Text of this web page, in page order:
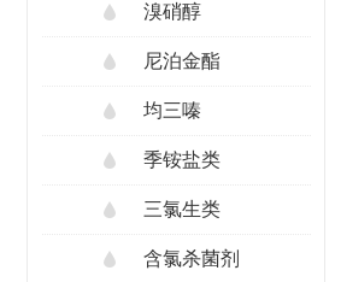
溴硝醇
尼泊金酯
均三嗪
季铵盐类
三氯生类
含氯杀菌剂